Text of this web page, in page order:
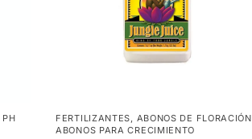
PH FERTILIZANTES, ABONOS DE FLORACIÓN
ABONOS PARA CRECIMIENTO